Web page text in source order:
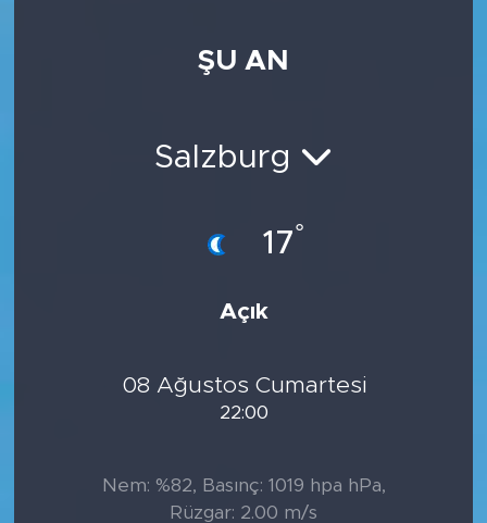
ŞU AN
Salzburg
17°
Açık
08 Ağustos Cumartesi
22:00
Nem: %82, Basınç: 1019 hpa hPa,
Rüzgar: 2.00 m/s